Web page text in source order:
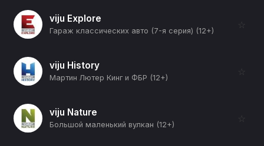
viju Explore
Гараж классических авто (7-я серия) (12+)
☆
viju History
Мартин Лютер Кинг и ФБР (12+)
☆
viju Nature
Большой маленький вулкан (12+)
☆